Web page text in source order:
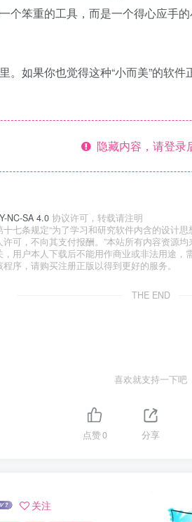
个笨重的工具，而是一个得心应手
。如果你也觉得这种“小而美”的软件
隐藏内容，请登录
NC-SA 4.0 协议许可，转载请注明
七条规定“为了学习和研究软件内含的设计
可，不向其支付报酬。”本站所有内容资源
用户本人下载后不能用作商业或非法用途
序，请购买注册正版以得到更好的服务。
THE END
喜欢就支持一下吧
点赞0 分享
关注